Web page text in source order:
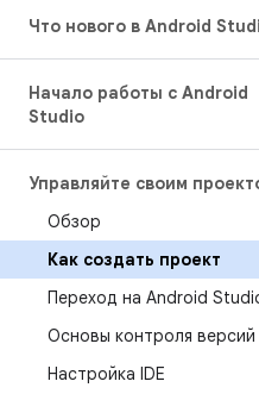
Что нового в Android
Начало работы с Android
Studio
Управляйте своим
Обзор
Как создать проект
Переход на Android
Основы контроля версий
Настройка IDE